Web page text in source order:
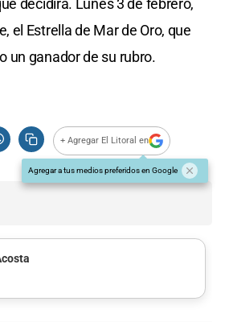
el Estrella de Mar de Oro, que
un ganador de su rubro.
+ Agregar El Litoral en
Agregar a tus medios preferidos en Google